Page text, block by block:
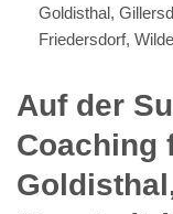
Goldisthal,
Friedersdorf,
Auf der
Coaching